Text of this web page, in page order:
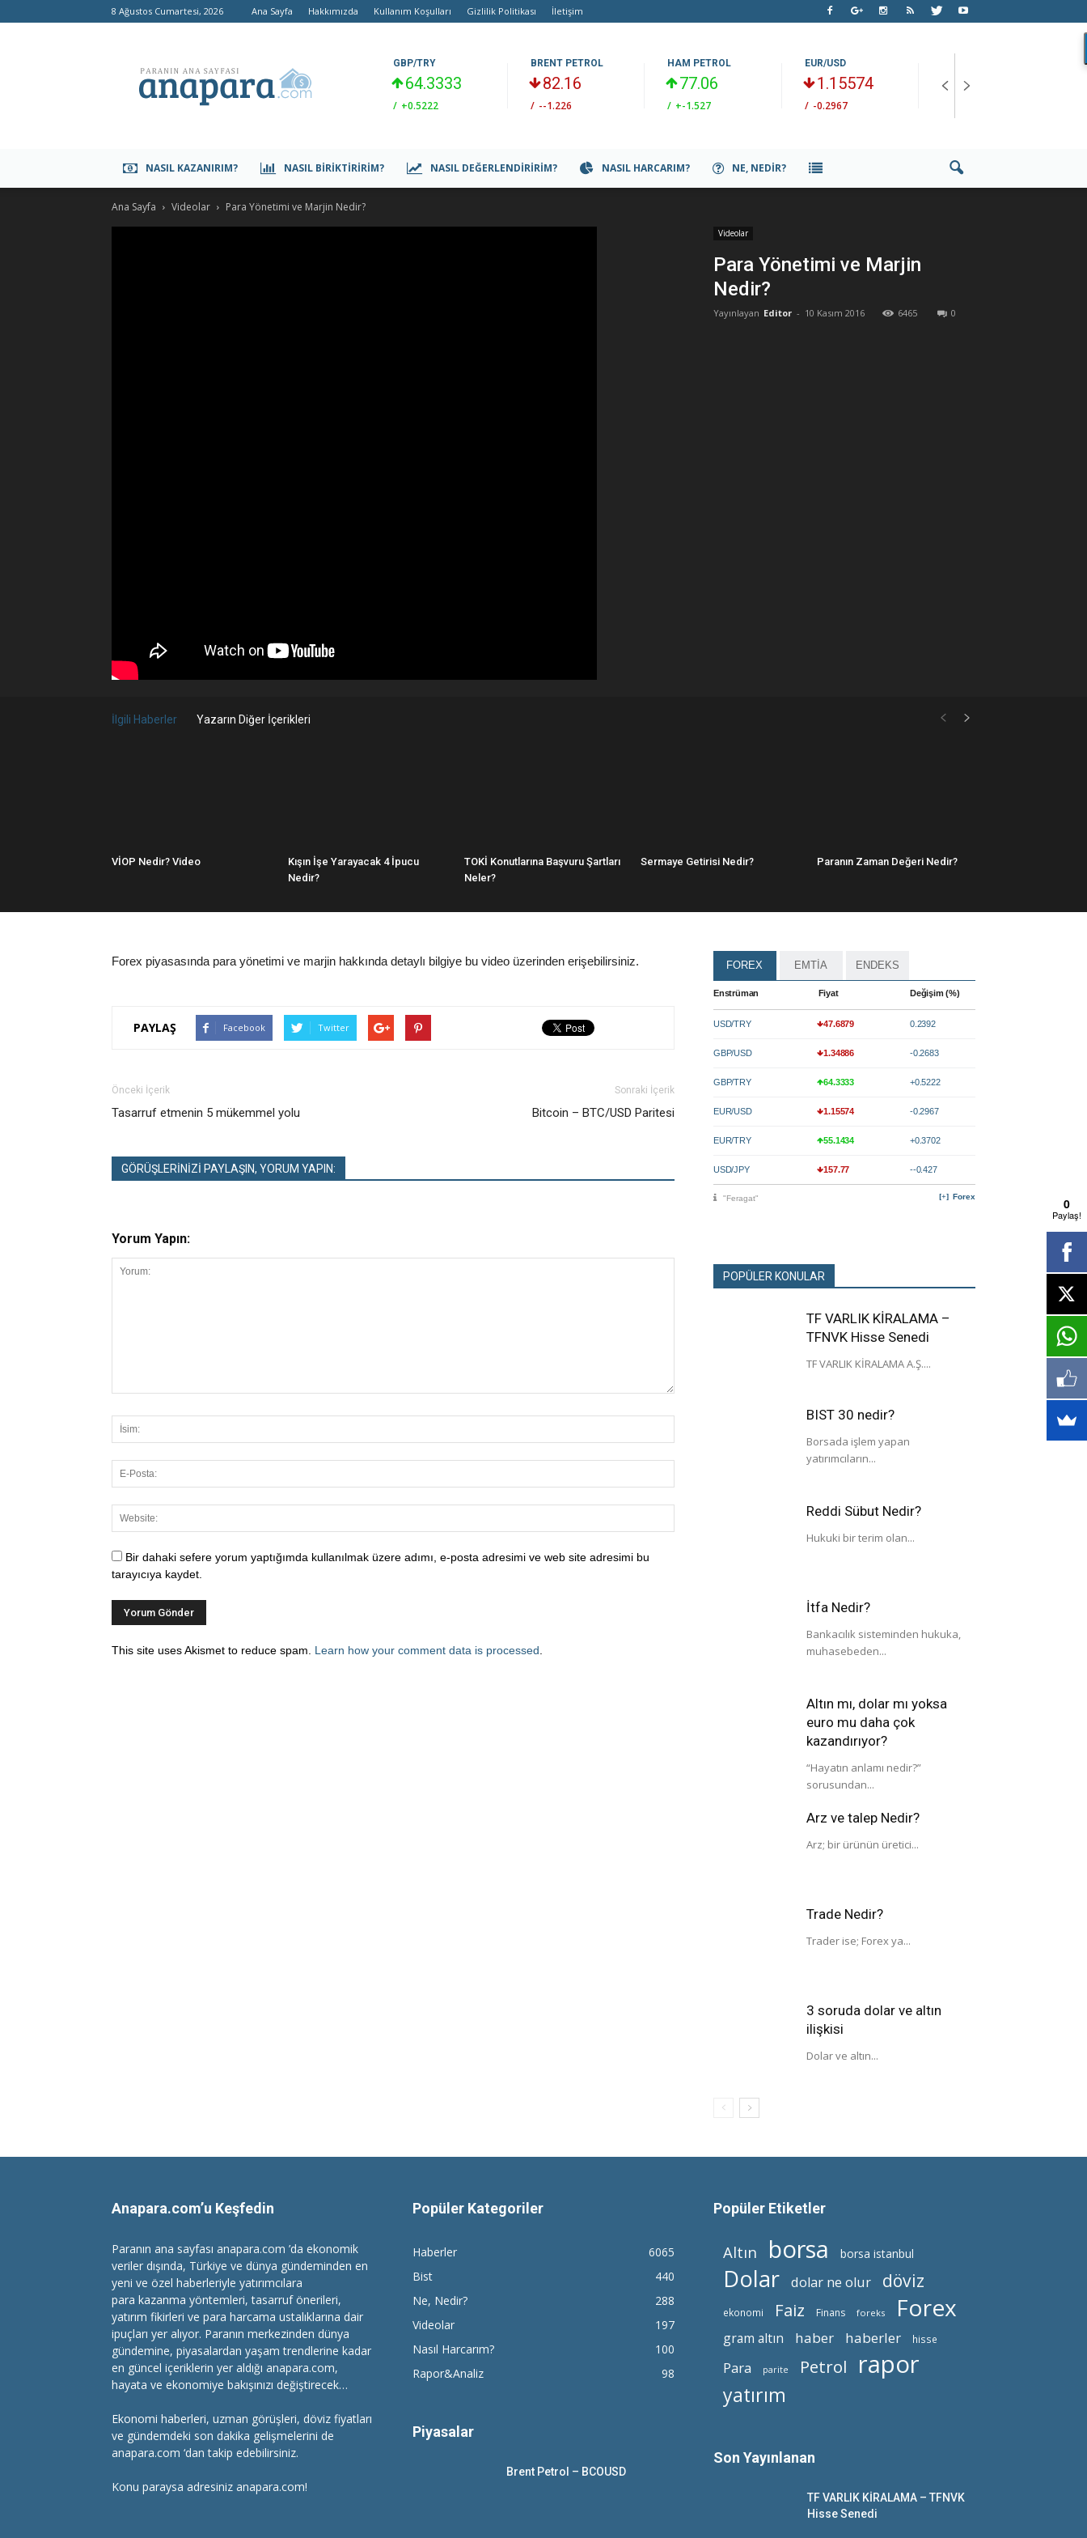
8 Ağustos Cumartesi, 2026 Ana Sayfa Hakkımızda Kullanım Koşulları Gizlilik Politikası İletişim
GBP/TRY
64.3333
/ +0.5222
BRENT PETROL
82.16
/ --1.226
HAM PETROL
77.06
/ +-1.527
EUR/USD
1.15574
/ -0.2967
4341.78
NASIL KAZANIRIM? NASIL BIRIKTIRIRIM? NASIL DEĞERLENDIRIRIM? NASIL HARCARIM? NE, NEDIR?
Ana Sayfa Videolar Para Yönetimi ve Marjin Nedir?
Videolar
Para Yönetimi ve Marjin
Nedir?
Yayınlayan Editor - 10 Kasım 2016 6465 0
İlgili Haberler Yazarın Diğer İçerikleri
VİOP Nedir? Video
Kışın İşe Yarayacak 4 İpucu
Nedir?
TOKİ Konutlarına Başvuru Şartları
Neler?
Sermaye Getirisi Nedir? Paranın Zaman Değeri Nedir?
Forex piyasasında para yönetimi ve marjin hakkında detaylı bilgiye bu video üzerinden erişebilirsiniz.
PAYLAŞ Facebook Twitter
Önceki İçerik
Tasarruf etmenin 5 mükemmel yolu
Sonraki İçerik
Bitcoin – BTC/USD Paritesi
GÖRÜŞLERİNİZİ PAYLAŞIN, YORUM YAPIN:
Yorum Yapın:
Bir dahaki sefere yorum yaptığımda kullanılmak üzere adımı, e-posta adresimi ve web site adresimi bu
tarayıcıya kaydet.
This site uses Akismet to reduce spam. Learn how your comment data is processed
FOREX EMTİA ENDEKS
Enstrüman Fiyat Değişim (%)
USD/TRY 47.6879 0.2392
GBP/USD 1.34886 -0.2683
GBP/TRY 64.3333 +0.5222
EUR/USD 1.15574 -0.2967
EUR/TRY 55.1434 +0.3702
USD/JPY 157.77 --0.427
Forex
"Feragat"
POPÜLER KONULAR
TF VARLIK KİRALAMA –
TFNVK Hisse Senedi
TF VARLIK KİRALAMA A.Ş....
BIST 30 nedir?
Borsada işlem yapan
yatırımcıların...
Reddi Sübut Nedir?
Hukuki bir terim olan...
İtfa Nedir?
Bankacılık sisteminden hukuka,
muhasebeden...
Altın mı, dolar mı yoksa
euro mu daha çok
kazandırıyor?
“Hayatın anlamı nedir?”
sorusundan...
Arz ve talep Nedir?
Arz; bir ürünün üretici...
Trade Nedir?
Trader ise; Forex ya...
3 soruda dolar ve altın
ilişkisi
Dolar ve altın...
Anapara.com’u Keşfedin
Paranın ana sayfası anapara.com ’da ekonomik
veriler dışında, Türkiye ve dünya gündeminden en
yeni ve özel haberleriyle yatırımcılara
para kazanma yöntemleri, tasarruf önerileri,
yatırım fikirleri ve para harcama ustalıklarına dair
ipuçları yer alıyor. Paranın merkezinden dünya
gündemine, piyasalardan yaşam trendlerine kadar
en güncel içeriklerin yer aldığı anapara.com,
hayata ve ekonomiye bakışınızı değiştirecek…
Ekonomi haberleri, uzman görüşleri, döviz fiyatları
ve gündemdeki son dakika gelişmelerini de
anapara.com ‘dan takip edebilirsiniz.
Konu paraysa adresiniz anapara.com!
Popüler Kategoriler
Haberler
6065
Bist
440
Ne, Nedir?
288
Videolar
197
Nasıl Harcarım?
100
Rapor&Analiz
98
Piyasalar
Brent Petrol – BCOUSD
Popüler Etiketler
Altın borsa borsa istanbul
Dolar dolar ne olur döviz
ekonomi Faiz Finans foreks Forex
gram altın haber haberler hisse
Para parite Petrol rapor
yatırım
Son Yayınlanan
TF VARLIK KİRALAMA – TFNVK
Hisse Senedi
0
Paylaş!